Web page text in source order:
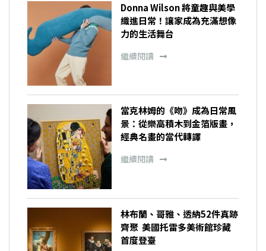
Donna Wilson 將童趣與美學
織進日常！讓家成為充滿想像
力的生活舞台
繼續閱讀
當克林姆的《吻》成為日常風
景：從樂高積木到金箔版畫，
經典名畫的當代轉譯
繼續閱讀
林布蘭、哥雅、透納52件真跡
齊聚 美國托雷多美術館珍藏
首度登臺